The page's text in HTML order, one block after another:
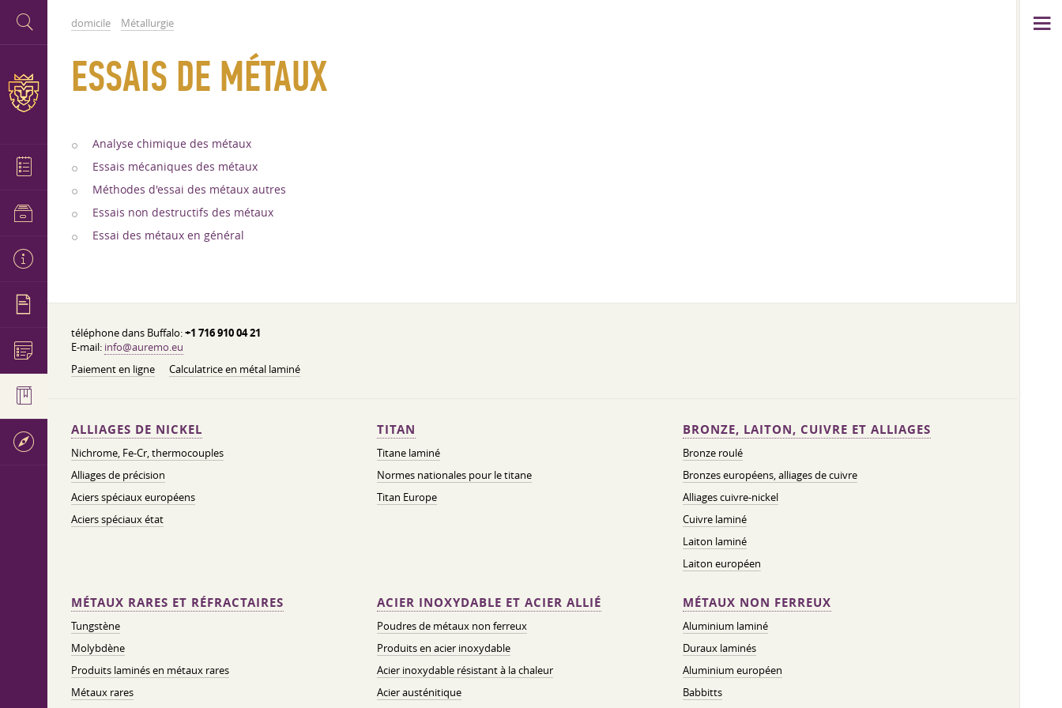
domicile Métallurgie
ESSAIS DE MÉTAUX
Analyse chimique des métaux
Essais mécaniques des métaux
Méthodes d'essai des métaux autres
Essais non destructifs des métaux
Essai des métaux en général
téléphone dans Buffalo:+1 716 910 04 21
E-mail: info@auremo.eu
Paiement en ligne
Calculatrice en métal laminé
ALLIAGES DE NICKEL
Nichrome, Fe-Cr, thermocouples
Alliages de précision
Aciers spéciaux européens
Aciers spéciaux état
TITAN
Titane laminé
Normes nationales pour le titane
Titan Europe
BRONZE, LAITON, CUIVRE ET ALLIAGES
Bronze roulé
Bronzes européens, alliages de cuivre
Alliages cuivre-nickel
Cuivre laminé
Laiton laminé
Laiton européen
MÉTAUX RARES ET RÉFRACTAIRES
Tungstène
Molybdène
Produits laminés en métaux rares
Métaux rares
ACIER INOXYDABLE ET ACIER ALLIÉ
Poudres de métaux non ferreux
Produits en acier inoxydable
Acier inoxydable résistant à la chaleur
Acier austénitique
MÉTAUX NON FERREUX
Aluminium laminé
Duraux laminés
Aluminium européen
Babbitts